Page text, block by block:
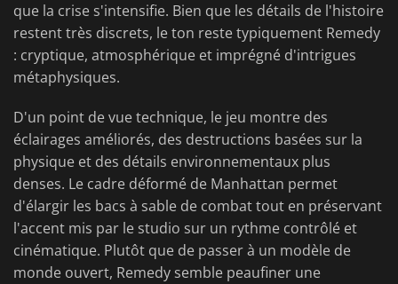
que la crise s'intensifie. Bien que les détails de l'histoire
restent très discrets, le ton reste typiquement Remedy
: cryptique, atmosphérique et imprégné d'intrigues
métaphysiques.
D'un point de vue technique, le jeu montre des
éclairages améliorés, des destructions basées sur la
physique et des détails environnementaux plus
denses. Le cadre déformé de Manhattan permet
d'élargir les bacs à sable de combat tout en préservant
l'accent mis par le studio sur un rythme contrôlé et
cinématique. Plutôt que de passer à un modèle de
monde ouvert, Remedy semble peaufiner une